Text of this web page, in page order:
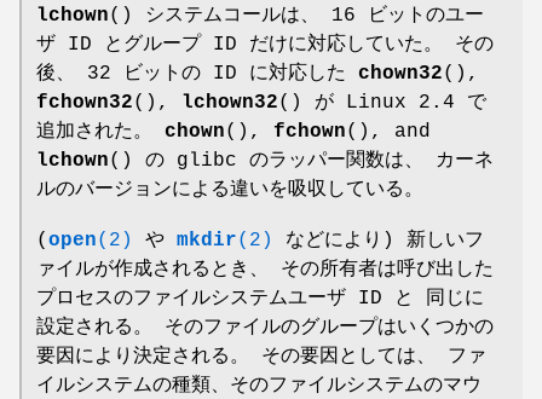
lchown() システムコールは、 16 ビットのユー
ザ ID とグループ ID だけに対応していた。 その
後、 32 ビットの ID に対応した chown32(),
fchown32(), lchown32() が Linux 2.4 で
追加された。 chown(), fchown(), and
lchown() の glibc のラッパー関数は、 カーネ
ルのバージョンによる違いを吸収している。
( open(2) や mkdir(2)
などにより) 新しいフ
ァイルが作成されるとき、 その所有者は呼び出した
プロセスのファイルシステムユーザ ID と 同じに
設定される。 そのファイルのグループはいくつかの
要因により決定される。 その要因としては、 ファ
イルシステムの種類、そのファイルシステムのマウ